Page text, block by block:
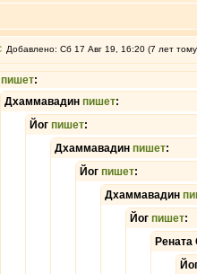
Добавлено: Сб 17 Авг 19, 16:20 (7 лет
пишет:
Дхаммавадин пишет:
Йог пишет:
Дхаммавадин пишет:
Йог пишет:
Дхаммавадин
Йог пишет:
Рената